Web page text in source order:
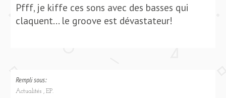
Pfff, je kiffe ces sons avec des basses qui
claquent… le groove est dévastateur!
Rempli sous:
Actualités EP.